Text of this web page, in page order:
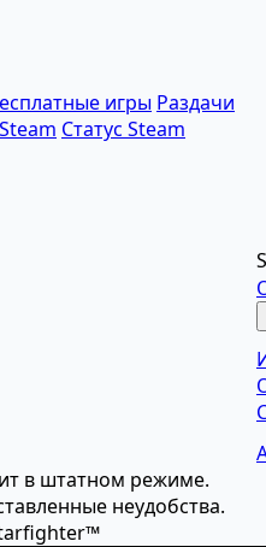
игры Раздачи
Статус Steam
в штатном режиме.
неудобства.